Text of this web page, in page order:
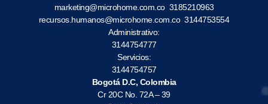
marketing@microhome.com.co 3185210963
recursos.humanos@microhome.com.co3144753554
Administrativo:
3144754777
Servicios:
3144754757
Bogotá D.C, Colombia
Cr 20C No. 72A – 39